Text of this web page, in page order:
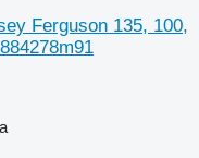
Ferguson 135, 100,